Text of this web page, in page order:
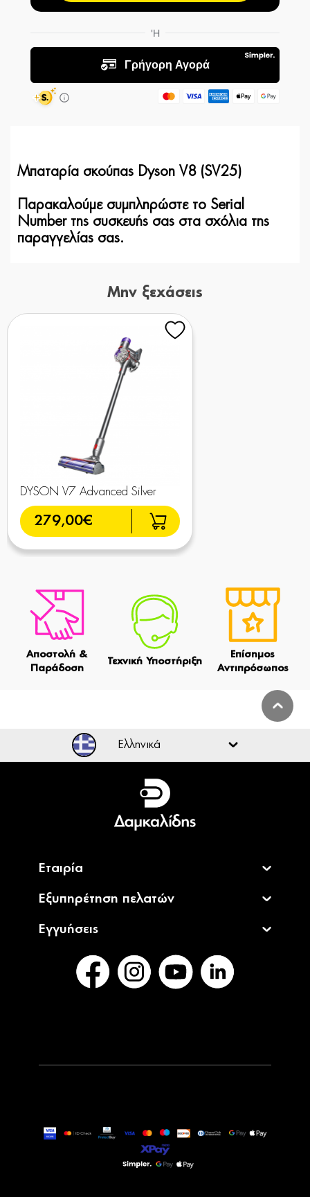
Μπαταρία σκούπας Dyson V8 (SV25)
Παρακαλούμε συμπληρώστε το Serial
Number της συσκευής σας στα σχόλια της
παραγγελίας σας.
Μην ξεχάσεις
DYSON V7 Advanced Silver
279,00€
Αποστολή &
Παράδοση
Τεχνική Υποστήριξη
Επίσημος
Αντιπρόσωπος
Ελληνικά
Ελληνικά
English
Εταιρία
Εξυπηρέτηση πελατών
Εγγυήσεις